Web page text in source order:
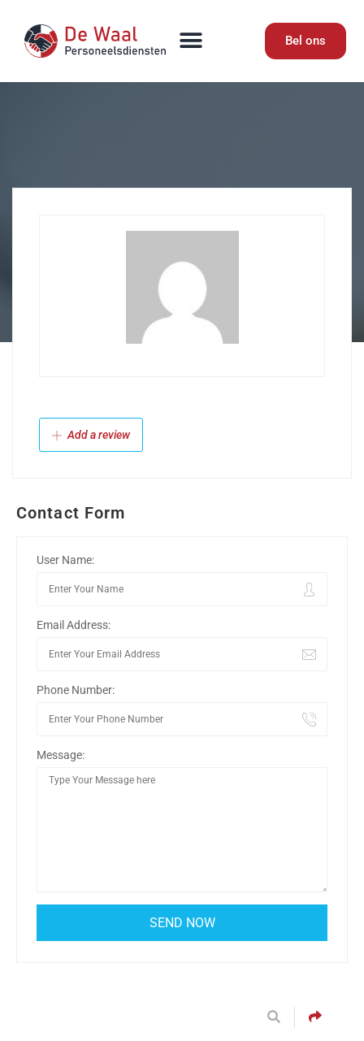
Bel ons
Add a review
Contact Form
User Name:
Email Address:
Phone Number:
Message: